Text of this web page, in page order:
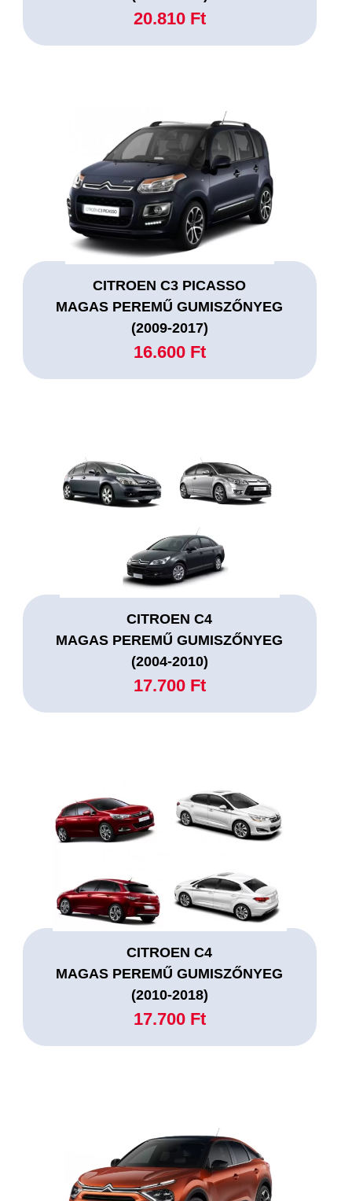
20.810 Ft
CITROEN C3 PICASSO
MAGAS PEREMŰ GUMISZŐNYEG
(2009-2017)
16.600 Ft
CITROEN C4
MAGAS PEREMŰ GUMISZŐNYEG
(2004-2010)
17.700 Ft
CITROEN C4
MAGAS PEREMŰ GUMISZŐNYEG
(2010-2018)
17.700 Ft